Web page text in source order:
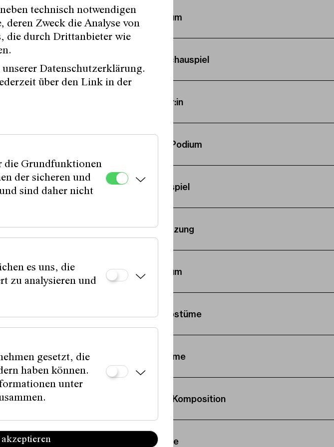
Podium
Autor:in, Schauspiel
Autor:in
Autor:in, Podium
Schauspiel
Übersetzung
Podium
Bühne, Kostüme
Kostüme
Live-Musik und Komposition
Regie
technisch notwendigen
deren Zweck die Analyse von
die durch Drittanbieter wie
Datenschutzerklärung.
über den Link in der
die Grundfunktionen
der sicheren und
sind daher nicht
es uns, die
zu analysieren und
gesetzt, die
haben können.
unter